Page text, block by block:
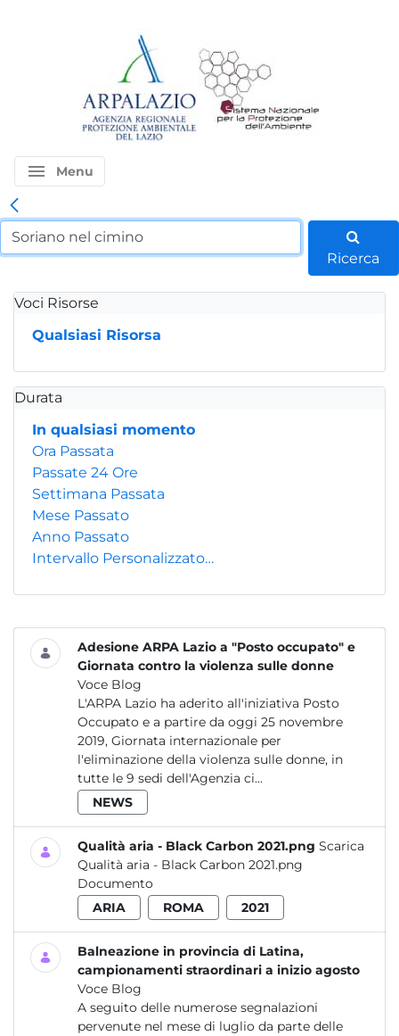
menu Menu
Ricerca
Voci Risorse
Qualsiasi Risorsa
Durata
In qualsiasi momento
Ora Passata
Passate 24 Ore
Settimana Passata
Mese Passato
Anno Passato
Intervallo Personalizzato…
Adesione ARPA Lazio a "Posto occupato" e
Giornata contro la violenza sulle donne
Voce Blog
L'ARPA Lazio ha aderito all'iniziativa Posto
Occupato e a partire da oggi 25 novembre
2019, Giornata internazionale per
l'eliminazione della violenza sulle donne, in
tutte le 9 sedi dell'Agenzia ci...
NEWS
Qualità aria - Black Carbon 2021.png Scarica
Qualità aria - Black Carbon 2021.png
Documento
ARIA
ROMA 2021
Balneazione in provincia di Latina,
campionamenti straordinari a inizio agosto
Voce Blog
A seguito delle numerose segnalazioni
pervenute nel mese di luglio da parte delle